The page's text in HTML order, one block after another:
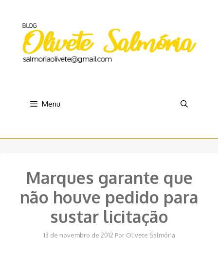
conteúdo
Menu
Marques garante que
não houve pedido para
sustar licitação
13 de novembro de 2012 Por Olivete Salmória